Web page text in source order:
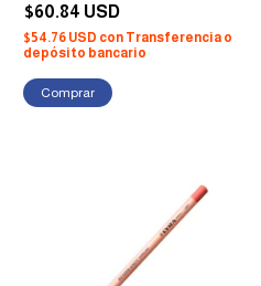
$60.84 USD
$54.76 USD con Transferencia o
depósito bancario